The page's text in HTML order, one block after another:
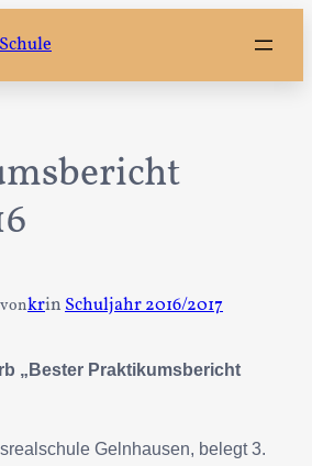
vonkrin Schuljahr 2016/2017
„Bester Praktikumsbericht
Gelnhausen, belegt 3.